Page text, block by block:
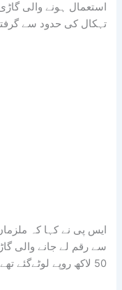
استعمال ہونے والی
تہکال کی حدود سے
50 لاکھ روپے لوٹےگئے تھے۔